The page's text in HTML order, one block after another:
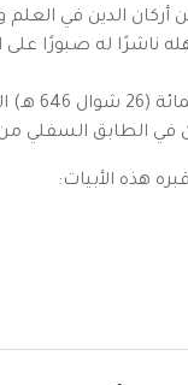
أركان الدين في
ناشرًا له صبورًا على
في الطابق السفلي
هذه الأبيات: